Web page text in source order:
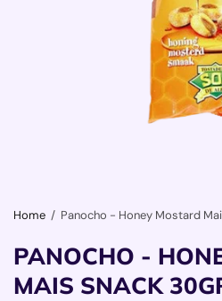
Home / Panocho - Honey Mostard
PANOCHO -
MAIS SNACK